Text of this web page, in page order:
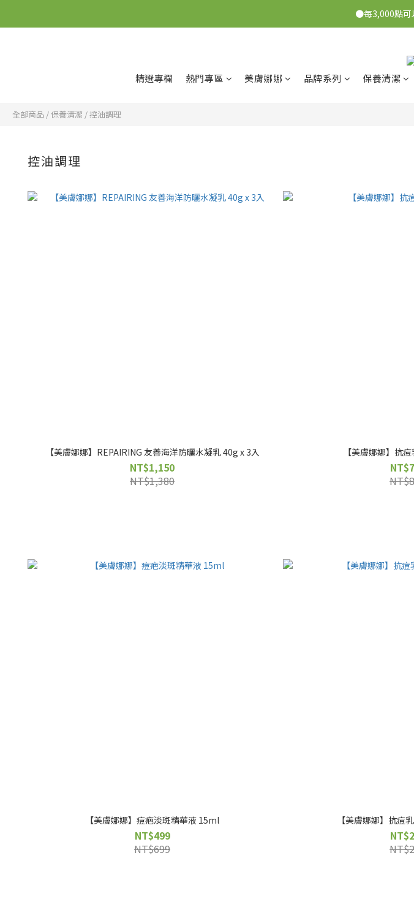
●7/2-7/30下單美膚娜娜&曦之麗，
●每3,000點可
精選專欄 熱門專區 美膚娜娜 品牌系列 保養清潔
全部商品 /保養清潔 /控油調理
控油調理
【美膚娜娜】REPAIRING 友善海洋防曬水凝乳 40g x 3入
NT$1,150
NT$1,380
【美膚娜娜】抗
【美膚娜娜】痘疤淡斑精華液 15ml
NT$499
NT$699
【美膚娜娜】抗痘